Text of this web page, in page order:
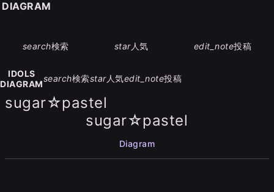
search検索 star人気 edit_note投稿
IDOLS
DIAGRAM
search検索star人気edit_note投稿
sugar☆pastel
sugar☆pastel
Diagram